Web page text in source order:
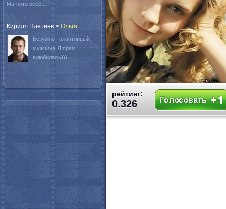
рейтинг:
0.326
Магнито особ...
Кирилл Плетнев > Oльга
Безумно талантливый
мужчина.Я прям
влюбилась)))